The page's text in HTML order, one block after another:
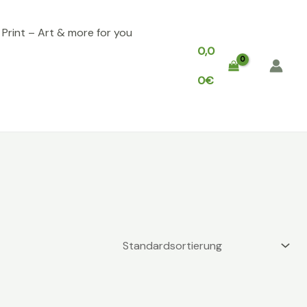
Print – Art & more for you
0,0
0€